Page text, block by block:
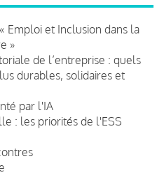
Emploi et Inclusion dans la
»
de l’entreprise : quels
durables, solidaires et
par l'IA
: les priorités de l'ESS